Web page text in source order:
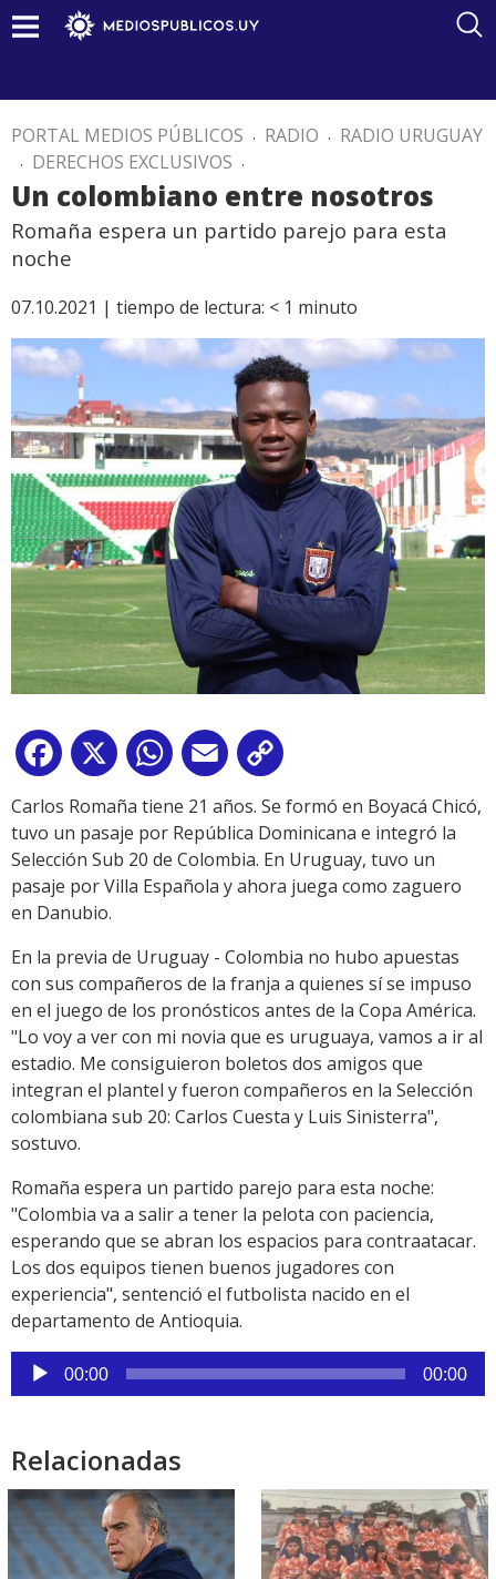
PORTAL MEDIOS PÚBLICOS . RADIO . RADIO URUGUAY
. DERECHOS EXCLUSIVOS .
Un colombiano entre nosotros
Romaña espera un partido parejo para esta
noche
07.10.2021 | tiempo de lectura: < 1 minuto
Facebook
X WhatsApp
Email
Link
Carlos Romaña tiene 21 años. Se formó en Boyacá Chicó,
tuvo un pasaje por República Dominicana e integró la
Selección Sub 20 de Colombia. En Uruguay, tuvo un
pasaje por Villa Española y ahora juega como zaguero
en Danubio.
En la previa de Uruguay - Colombia no hubo apuestas
con sus compañeros de la franja a quienes sí se impuso
en el juego de los pronósticos antes de la Copa América.
"Lo voy a ver con mi novia que es uruguaya, vamos a ir al
estadio. Me consiguieron boletos dos amigos que
integran el plantel y fueron compañeros en la Selección
colombiana sub 20: Carlos Cuesta y Luis Sinisterra",
sostuvo.
Romaña espera un partido parejo para esta noche:
"Colombia va a salir a tener la pelota con paciencia,
esperando que se abran los espacios para contraatacar.
Los dos equipos tienen buenos jugadores con
experiencia", sentenció el futbolista nacido en el
departamento de Antioquia.
Reproductor
de
00:00 00:00
Relacionadas